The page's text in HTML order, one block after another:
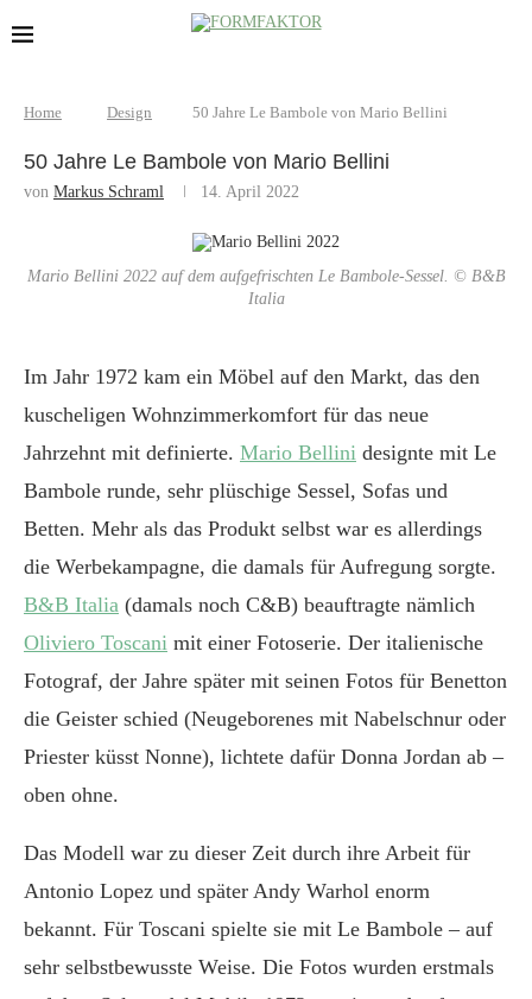
Home Design 50 Jahre Le Bambole von Mario Bellini
50 Jahre Le Bambole von Mario Bellini
von Markus Schraml 14. April 2022
Mario Bellini 2022 auf dem aufgefrischten Le Bambole-Sessel. © B&B
Italia
Im Jahr 1972 kam ein Möbel auf den Markt, das den
kuscheligen Wohnzimmerkomfort für das neue
Jahrzehnt mit definierte. Mario Bellini designte mit Le
Bambole runde, sehr plüschige Sessel, Sofas und
Betten. Mehr als das Produkt selbst war es allerdings
die Werbekampagne, die damals für Aufregung sorgte.
B&B Italia (damals noch C&B) beauftragte nämlich
Oliviero Toscani mit einer Fotoserie. Der italienische
Fotograf, der Jahre später mit seinen Fotos für Benetton
die Geister schied (Neugeborenes mit Nabelschnur oder
Priester küsst Nonne), lichtete dafür Donna Jordan ab –
oben ohne.
Das Modell war zu dieser Zeit durch ihre Arbeit für
Antonio Lopez und später Andy Warhol enorm
bekannt. Für Toscani spielte sie mit Le Bambole – auf
sehr selbstbewusste Weise. Die Fotos wurden erstmals